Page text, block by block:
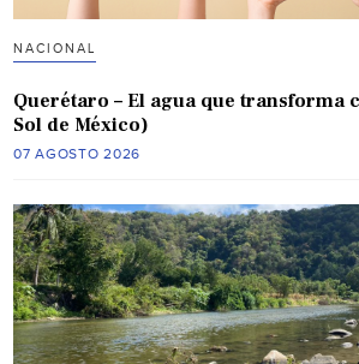
NACIONAL
Querétaro – El agua que transforma
Sol de México)
07 AGOSTO 2026